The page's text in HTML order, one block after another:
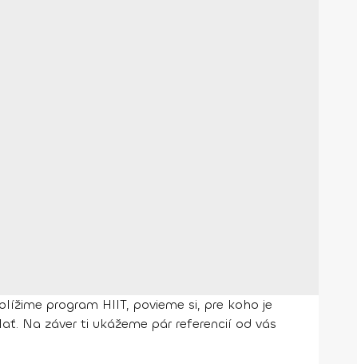
program HIIT, povieme si, pre koho je
Na záver ti ukážeme pár referencií od vás